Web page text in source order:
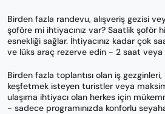
Birden fazla randevu, alışveriş gezisi
şoföre mi ihtiyacınız var? Saatlik şoför
esnekliği sağlar. İhtiyacınız kadar çok
ve lüks araç rezerve edin - 2 saat veya
Birden fazla toplantısı olan iş
keşfetmek isteyen turistler veya
ulaşıma ihtiyacı olan herkes için
- sadece programınızda konforlu